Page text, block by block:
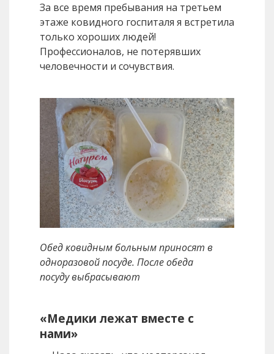
За все время пребывания на третьем
этаже ковидного госпиталя я встретила
только хороших людей!
Профессионалов, не потерявших
человечности и сочувствия.
Обед ковидным больным приносят в
одноразовой посуде. После обеда
посуду выбрасывают
«Медики лежат вместе с
нами»